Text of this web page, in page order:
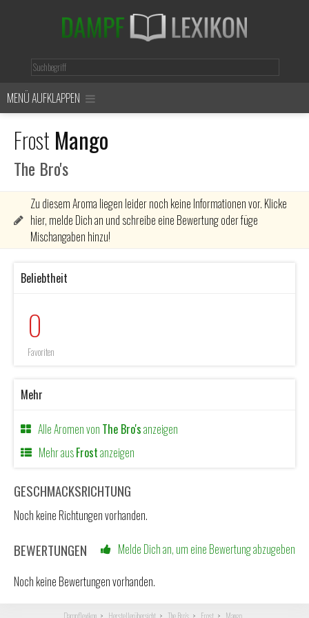
MENÜ AUFKLAPPEN
Frost Mango
The Bro's
Zu diesem Aroma liegen leider noch keine Informationen vor. Klicke
hier, melde Dich an und schreibe eine Bewertung oder füge
Mischangaben hinzu!
GESCHMACKSRICHTUNG
Noch keine Richtungen vorhanden.
BEWERTUNGEN
Melde Dich an, um eine Bewertung abzugeben
Noch keine Bewertungen vorhanden.
Beliebtheit
0
Favoriten
Mehr
Alle Aromen von The Bro'sanzeigen
Mehr ausFrostanzeigen